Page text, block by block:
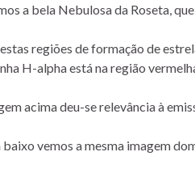
a bela Nebulosa da Roseta,
regiões de formação de
H-alpha está na região
acima deu-se relevância à
vemos a mesma imagem